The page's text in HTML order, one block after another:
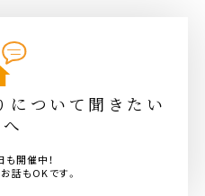
ついて聞きたい
開催中！
話もOKです。